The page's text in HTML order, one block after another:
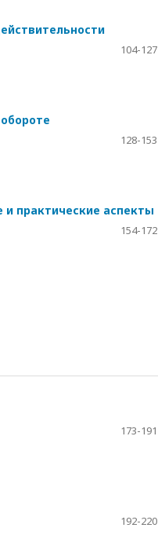
104-127
128-153
и практические аспекты
154-172
173-191
192-220